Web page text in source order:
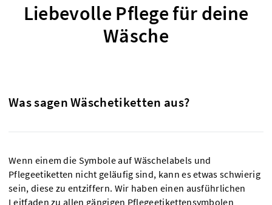
Liebevolle Pflege für deine
Wäsche
Was sagen Wäschetiketten aus?
Wenn einem die Symbole auf Wäschelabels und
Pflegeetiketten nicht geläufig sind, kann es etwas schwierig
sein, diese zu entziffern. Wir haben einen ausführlichen
Leitfaden zu allen gängigen Pflegeetikettensymbolen